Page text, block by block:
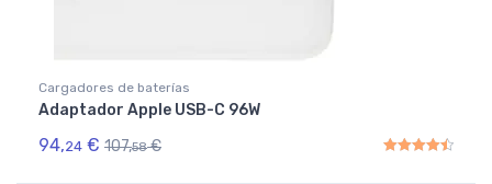
Cargadores de baterías
Adaptador Apple USB-C 96W
94,24 € 107,58 €